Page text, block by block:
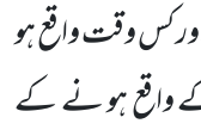
کس وقت واقع ہو
واقع ہو نے کے